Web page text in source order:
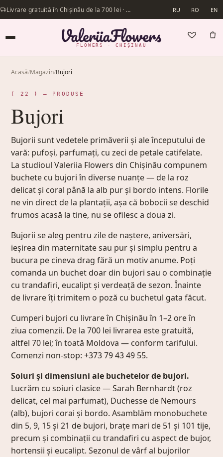
Livrare gratuită în Chișinău de la 700 lei · Livrăm în aceeași zi RU RO EN
FLOWERS · CHIȘINĂU
Acasă/Magazin/Bujori
( 22 ) — PRODUSE
Bujori
Bujorii sunt vedetele primăverii și ale începutului de
vară: pufoși, parfumați, cu zeci de petale catifelate.
La studioul Valeriia Flowers din Chișinău compunem
buchete cu bujori în diverse nuanțe — de la roz
delicat și coral până la alb pur și bordo intens. Florile
ne vin direct de la plantații, așa că bobocii se deschid
frumos acasă la tine, nu se ofilesc a doua zi.
Bujorii se aleg pentru zile de naștere, aniversări,
ieșirea din maternitate sau pur și simplu pentru a
bucura pe cineva drag fără un motiv anume. Poți
comanda un buchet doar din bujori sau o combinație
cu trandafiri, eucalipt și verdeață de sezon. Înainte
de livrare îți trimitem o poză cu buchetul gata făcut.
Cumperi bujori cu livrare în Chișinău în 1–2 ore în
ziua comenzii. De la 700 lei livrarea este gratuită,
altfel 70 lei; în toată Moldova — conform tarifului.
Comenzi non-stop: +373 79 43 49 55.
Soiuri și dimensiuni ale buchetelor de bujori.
Lucrăm cu soiuri clasice — Sarah Bernhardt (roz
delicat, cel mai parfumat), Duchesse de Nemours
(alb), bujori corai și bordo. Asamblăm monobuchete
din 5, 9, 15 și 21 de bujori, brațe mari de 51 și 101 tije,
precum și combinații cu trandafiri cu aspect de bujor,
hortensii și eucalipt. Sezonul de vârf al bujorilor